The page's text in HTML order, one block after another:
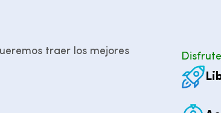
traer los mejores